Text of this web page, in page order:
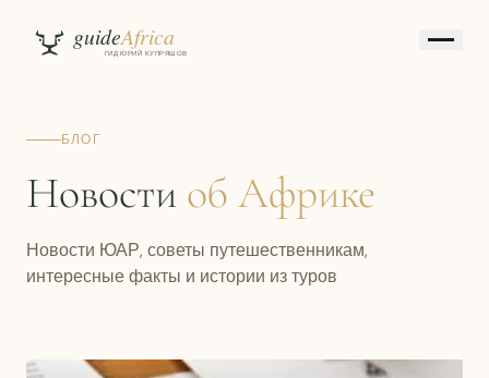
БЛОГ
Новости об Африке
Новости ЮАР, советы путешественникам,
интересные факты и истории из туров